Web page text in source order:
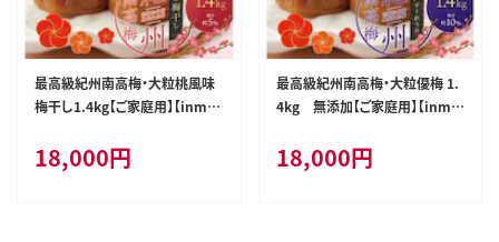
最高級紀州南高梅・大粒桃風味
梅干し1.4kg【ご家庭用】【inm60
18,000円
最高級紀州南高梅・大粒優梅 1.
4kg 無添加【ご家庭用】【inm5
18,000円